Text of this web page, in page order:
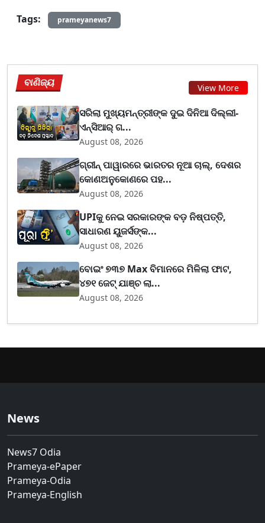
Tags:
prameyanews7
ବାଣିଜ୍ୟ View More
ସରିଲା ମୁଖ୍ୟମନ୍ତ୍ରୀଙ୍କ ଦୁଇ ଦିନିଆ ଦିଲ୍ଲୀ-
ଏନ୍‌ସିଆର୍ ଗ...
August 08, 2026
ଗ୍ରୀନ୍ ପାୱାରରେ ଭାରତର ନୂଆ ଚାଲ୍, ଦେଶର
କୋଣଅନୁକୋଣରେ ପହ...
August 08, 2026
UPIକୁ ନେଇ ସରକାରଙ୍କ ବଡ଼ ନିଷ୍ପତ୍ତି,
ସାଧାରଣ ୟୁଜର୍ସଙ୍କ...
August 08, 2026
ବୋଇଂ ୭୩୭ Max ବିମାନରେ ମିଳିଲା ଫାଟ,
୪୭୧ ଜେଟ୍ ଯାଞ୍ଚ ଲା...
August 08, 2026
News
News7 Odia
Prameya-ePaper
Prameya-Odia
Prameya-English